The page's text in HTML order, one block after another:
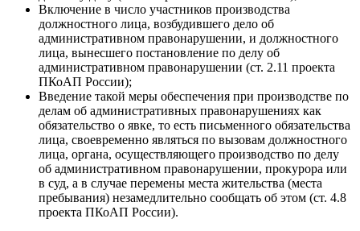
Включение в число участников производства
должностного лица, возбудившего дело об
административном правонарушении, и должностного
лица, вынесшего постановление по делу об
административном правонарушении (ст. 2.11 проекта
ПКоАП России);
Введение такой меры обеспечения при производстве по
делам об административных правонарушениях как
обязательство о явке, то есть письменного обязательства
лица, своевременно являться по вызовам должностного
лица, органа, осуществляющего производство по делу
об административном правонарушении, прокурора или
в суд, а в случае перемены места жительства (места
пребывания) незамедлительно сообщать об этом (ст. 4.8
проекта ПКоАП России).